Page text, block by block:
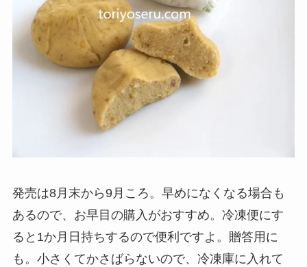
発売は8月末から9月ころ。早めになくなる場合も
あるので、お早目の購入がおすすめ。冷凍便にす
ると1か月日持ちするので便利ですよ。贈答用に
も。小さくてかさばらないので、冷凍庫に入れて